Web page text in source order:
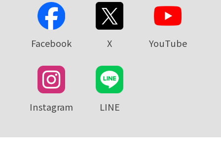
Facebook X YouTube
Instagram LINE